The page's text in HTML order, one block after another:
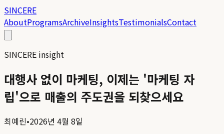
SINCERE
AboutProgramsArchiveInsightsTestimonialsContact
SINCERE insight
대행사 없이 마케팅, 이제는 '마케팅 자
립'으로 매출의 주도권을 되찾으세요
최예린•2026년 4월 8일